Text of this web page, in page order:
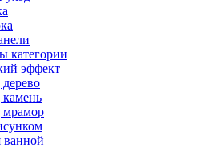
категории
эффект
ванной